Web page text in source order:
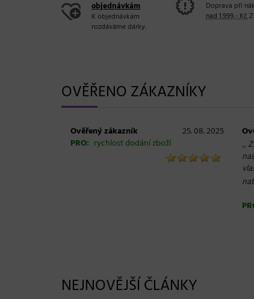
objednávkám
K objednávkám
rozdáváme dárky.
Doprava při
nad 1.999,- Kč
OVĚŘENO ZÁKAZNÍKY
Ověřený zákazník
25. 08. 2025
PRO: rychlost dodání zboží „
NEJNOVĚJŠÍ ČLÁNKY